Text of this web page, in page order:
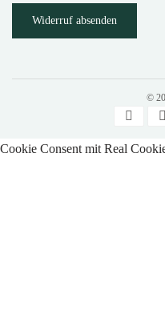
Widerruf absenden
©
Cookie Consent mit Real